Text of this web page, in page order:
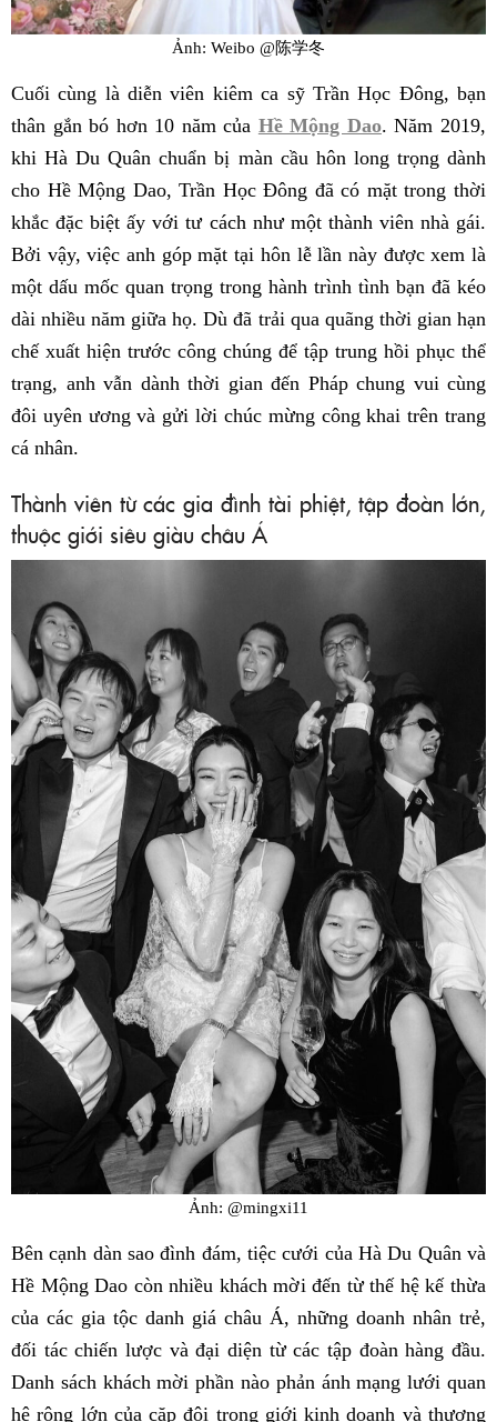
Ảnh: Weibo @陈学冬
Cuối cùng là diễn viên kiêm ca sỹ Trần Học Đông, bạn
thân gắn bó hơn 10 năm của Hề Mộng Dao. Năm 2019,
khi Hà Du Quân chuẩn bị màn cầu hôn long trọng dành
cho Hề Mộng Dao, Trần Học Đông đã có mặt trong thời
khắc đặc biệt ấy với tư cách như một thành viên nhà gái.
Bởi vậy, việc anh góp mặt tại hôn lễ lần này được xem là
một dấu mốc quan trọng trong hành trình tình bạn đã kéo
dài nhiều năm giữa họ. Dù đã trải qua quãng thời gian hạn
chế xuất hiện trước công chúng để tập trung hồi phục thể
trạng, anh vẫn dành thời gian đến Pháp chung vui cùng
đôi uyên ương và gửi lời chúc mừng công khai trên trang
cá nhân.
Thành viên từ các gia đình tài phiệt, tập đoàn lớn,
thuộc giới siêu giàu châu Á
Ảnh: @mingxi11
Bên cạnh dàn sao đình đám, tiệc cưới của Hà Du Quân và
Hề Mộng Dao còn nhiều khách mời đến từ thế hệ kế thừa
của các gia tộc danh giá châu Á, những doanh nhân trẻ,
đối tác chiến lược và đại diện từ các tập đoàn hàng đầu.
Danh sách khách mời phần nào phản ánh mạng lưới quan
hệ rộng lớn của cặp đôi trong giới kinh doanh và thượng